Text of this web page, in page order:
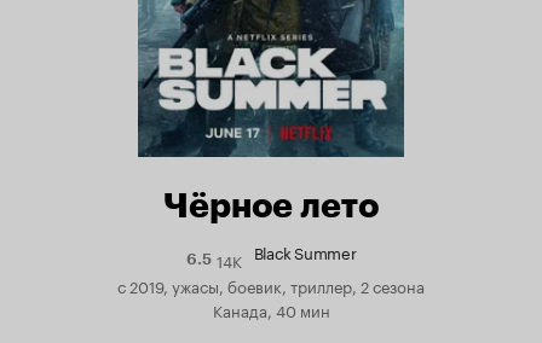
Чёрное лето
6.5Рейтинг
Кинопоиска
6.5
14K Black Summer
с 2019, ужасы, боевик, триллер, 2 сезона
Канада, 40 мин